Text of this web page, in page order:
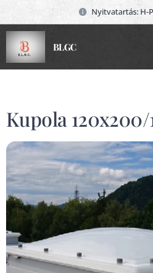
Nyitvatartás: H-
BLGC
Kupola 120x200/